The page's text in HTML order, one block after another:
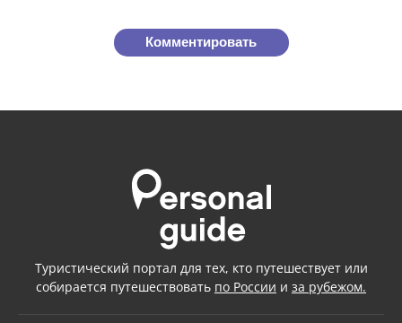
Комментировать
Туристический портал для тех, кто путешествует или
собирается путешествовать по России и за рубежом.